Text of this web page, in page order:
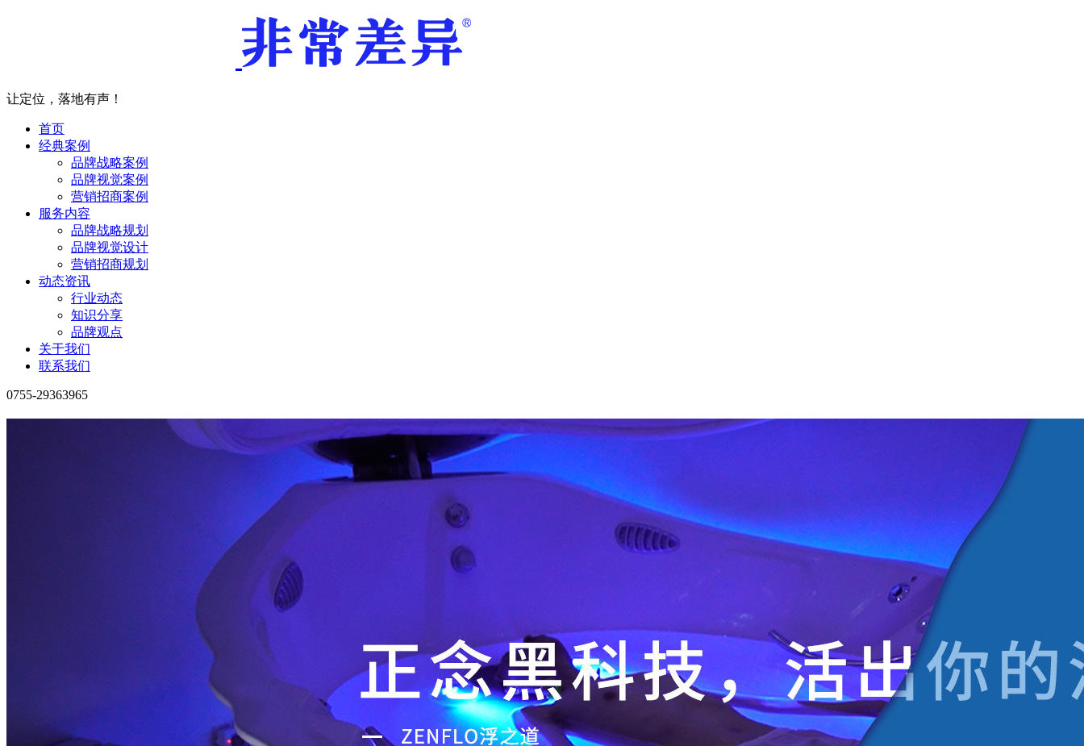
让定位，落地有声！
首页
经典案例
品牌战略案例
品牌视觉案例
营销招商案例
服务内容
品牌战略规划
品牌视觉设计
营销招商规划
动态资讯
行业动态
知识分享
品牌观点
关于我们
联系我们
0755-29363965